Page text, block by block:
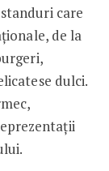
care
de la
dulci.